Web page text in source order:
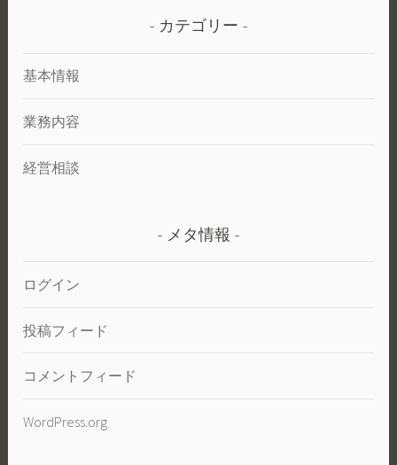
カテゴリー
基本情報
業務内容
経営相談
メタ情報
ログイン
投稿フィード
コメントフィード
WordPress.org